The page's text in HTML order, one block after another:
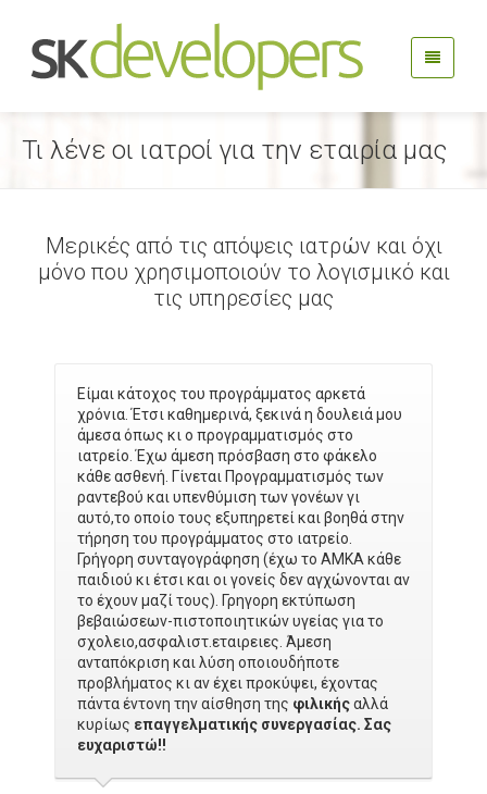
Τι λένε οι ιατροί για την εταιρία μας
Μερικές από τις απόψεις ιατρών και όχι
μόνο που χρησιμοποιούν το λογισμικό και
τις υπηρεσίες μας
Είμαι κάτοχος του προγράμματος αρκετά
χρόνια. Έτσι καθημερινά, ξεκινά η δουλειά μου
άμεσα όπως κι ο προγραμματισμός στο
ιατρείο. Έχω άμεση πρόσβαση στο φάκελο
κάθε ασθενή. Γίνεται Προγραμματισμός των
ραντεβού και υπενθύμιση των γονέων γι
αυτό,το οποίο τους εξυπηρετεί και βοηθά στην
τήρηση του προγράμματος στο ιατρείο.
Γρήγορη συνταγογράφηση (έχω το ΑΜΚΑ κάθε
παιδιού κι έτσι και οι γονείς δεν αγχώνονται αν
το έχουν μαζί τους). Γρηγορη εκτύπωση
βεβαιώσεων-πιστοποιητικών υγείας για το
σχολειο,ασφαλιστ.εταιρειες. Άμεση
ανταπόκριση και λύση οποιουδήποτε
προβλήματος κι αν έχει προκύψει, έχοντας
πάντα έντονη την αίσθηση της φιλικήςαλλά
κυρίως επαγγελματικής συνεργασίας. Σας
ευχαριστώ!!